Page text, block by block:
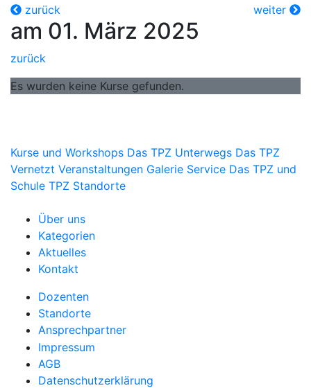
zurück
weiter
am 01. März 2025
zurück
Es wurden keine Kurse gefunden.
Kurse und Workshops Das TPZ Unterwegs Das TPZ
Vernetzt Veranstaltungen Galerie Service Das TPZ und
Schule TPZ Standorte
Über uns
Kategorien
Aktuelles
Kontakt
Dozenten
Standorte
Ansprechpartner
Impressum
AGB
Datenschutzerklärung